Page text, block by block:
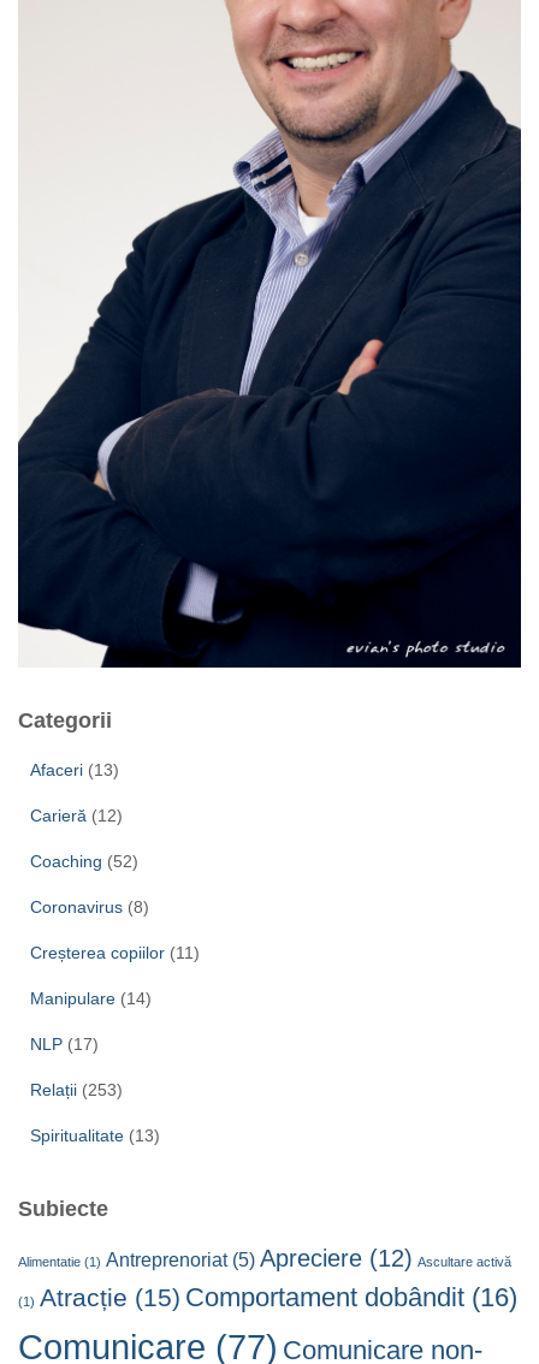
Categorii
Afaceri (13)
Carieră (12)
Coaching (52)
Coronavirus (8)
Creșterea copiilor (11)
Manipulare (14)
NLP (17)
Relații (253)
Spiritualitate (13)
Subiecte
Alimentatie (1) Antreprenoriat(5) Apreciere (12) Ascultare activă
(1) Atracție (15) Comportament dobândit (16)
Comunicare (77) Comunicare non-